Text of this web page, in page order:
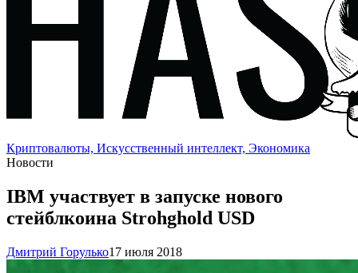
Криптовалюты, Искусственный интеллект, Экономика
Новости
IBM участвует в запуске нового
стейблкоина Strohghold USD
Дмитрий Горулько17 июля 2018